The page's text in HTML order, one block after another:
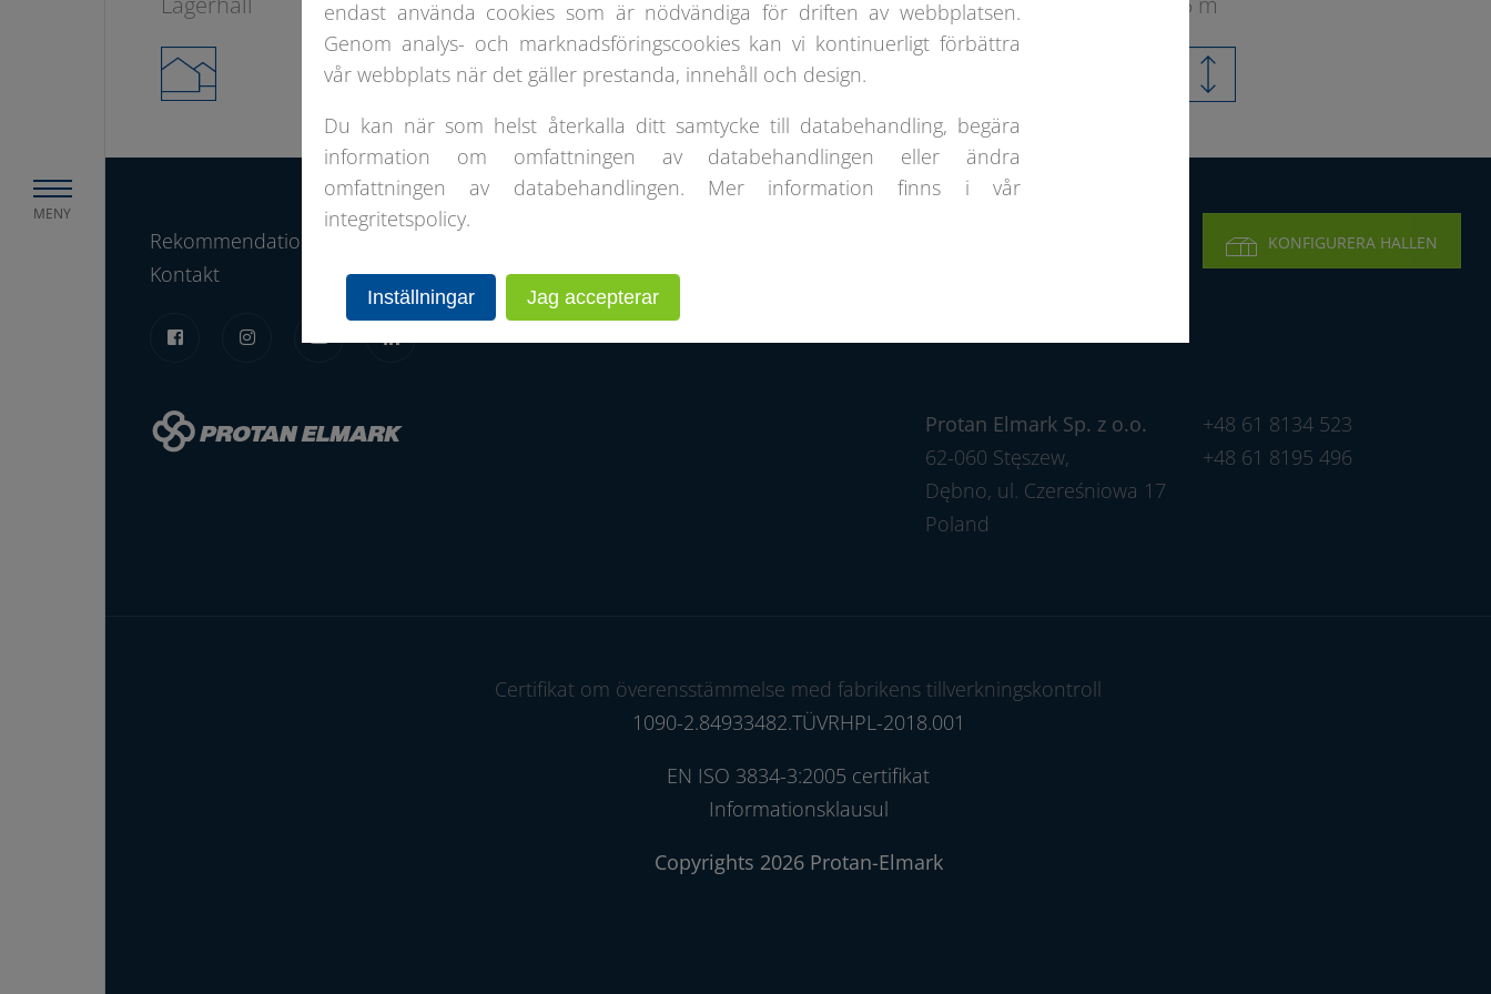
MENY
Rekommendationsbok
Kontakt
KONFIGURERA HALLEN
Protan Elmark Sp. z o.o.
62-060 Stęszew,
Dębno, ul. Czereśniowa 17
Poland
+48 61 8134 523
+48 61 8195 496
Certifikat om överensstämmelse med fabrikens tillverkningskontroll
1090-2.84933482.TÜVRHPL-2018.001
EN ISO 3834-3:2005 certifikat
Informationsklausul
Copyrights 2026 Protan-Elmark
endast använda cookies som är nödvändiga för driften av webbplatsen.
Genom analys- och marknadsföringscookies kan vi kontinuerligt förbättra
vår webbplats när det gäller prestanda, innehåll och design.
Du kan när som helst återkalla ditt samtycke till databehandling, begära
information om omfattningen av databehandlingen eller ändra
omfattningen av databehandlingen. Mer information finns i vår
integritetspolicy.
Inställningar Jag accepterar